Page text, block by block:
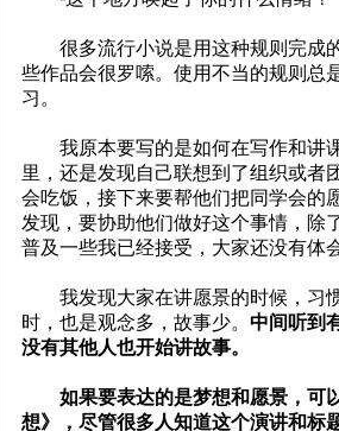
很多流行小说是用这种规则完成的
些作品会很罗嗦。使用不当的规则总
习。
我原本要写的是如何在写作和讲
里，还是发现自己联想到了组织或者
会吃饭，接下来要帮他们把同学会的
发现，要协助他们做好这个事情，除
普及一些我已经接受，大家还没有体
我发现大家在讲愿景的时候，习惯
时，也是观念多，故事少。 中间听到
没有其他人也开始讲故事。
如果要表达的是梦想和愿景，可
想》，尽管很多人知道这个演讲和标